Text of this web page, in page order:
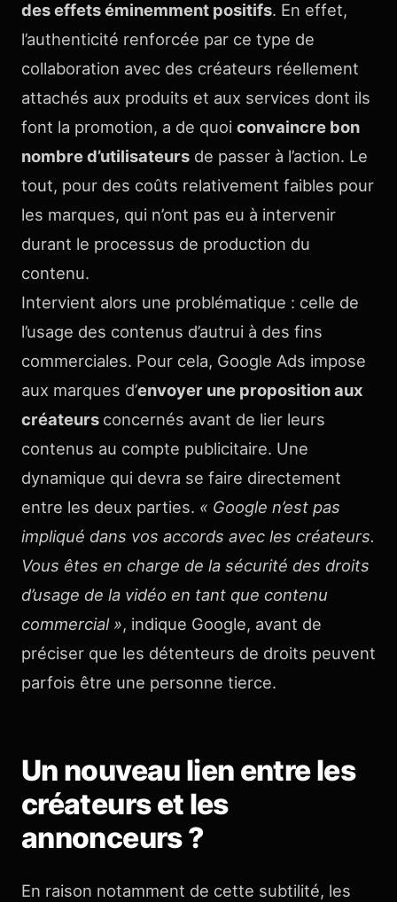
des effets éminemment positifs. En effet,
l’authenticité renforcée par ce type de
collaboration avec des créateurs réellement
attachés aux produits et aux services dont ils
font la promotion, a de quoi convaincre bon
nombre d’utilisateurs de passer à l’action. Le
tout, pour des coûts relativement faibles pour
les marques, qui n’ont pas eu à intervenir
durant le processus de production du
contenu.
Intervient alors une problématique : celle de
l’usage des contenus d’autrui à des fins
commerciales. Pour cela, Google Ads impose
aux marques d’envoyer une proposition aux
créateurs concernés avant de lier leurs
contenus au compte publicitaire. Une
dynamique qui devra se faire directement
entre les deux parties. « Google n’est pas
impliqué dans vos accords avec les créateurs.
Vous êtes en charge de la sécurité des droits
d’usage de la vidéo en tant que contenu
commercial », indique Google, avant de
préciser que les détenteurs de droits peuvent
parfois être une personne tierce.
Un nouveau lien entre les
créateurs et les
annonceurs ?
En raison notamment de cette subtilité, les